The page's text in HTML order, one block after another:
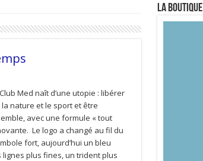
Med naît d’une utopie : libérer
la nature et le sport et être
avec une formule « tout
Le logo a changé au fil du
fort, aujourd’hui un bleu
plus fines, un trident plus
La Boutique